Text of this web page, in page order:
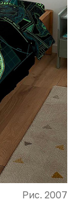
Рис. 2007